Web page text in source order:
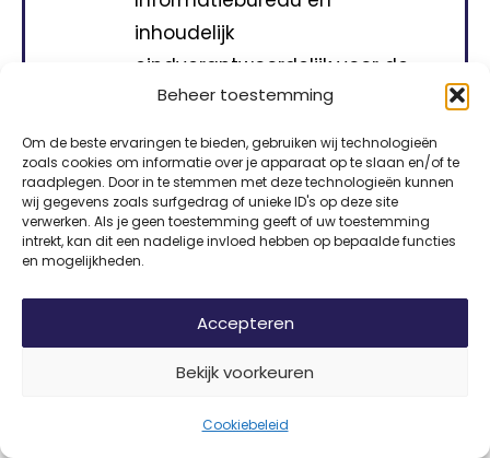
Beheer toestemming
Om de beste ervaringen te bieden, gebruiken wij technologieën
zoals cookies om informatie over je apparaat op te slaan en/of te
raadplegen. Door in te stemmen met deze technologieën kunnen
wij gegevens zoals surfgedrag of unieke ID's op deze site
verwerken. Als je geen toestemming geeft of uw toestemming
intrekt, kan dit een nadelige invloed hebben op bepaalde functies
en mogelijkheden.
Accepteren
Bekijk voorkeuren
Cookiebeleid
inhoudelijk
eindverantwoordelijk voor de
informatie op vitamine-
info.nl.
Wist je dat
Je lichaam vitamine B12 kan opslaan in je
lever, soms wel voor een paar jaar?
Daardoor merk je een tekort vaak pas